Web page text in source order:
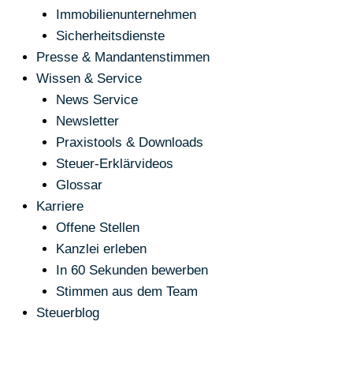
Immobilienunternehmen
Sicherheitsdienste
Presse & Mandantenstimmen
Wissen & Service
News Service
Newsletter
Praxistools & Downloads
Steuer-Erklärvideos
Glossar
Karriere
Offene Stellen
Kanzlei erleben
In 60 Sekunden bewerben
Stimmen aus dem Team
Steuerblog